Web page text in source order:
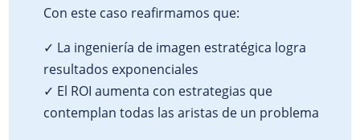
Con este caso reafirmamos que:
✓ La ingeniería de imagen estratégica logra
resultados exponenciales
✓ El ROI aumenta con estrategias que
contemplan todas las aristas de un problema